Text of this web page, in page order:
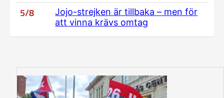
5/8
Jojo-strejken är tillbaka – men för
att vinna krävs omtag